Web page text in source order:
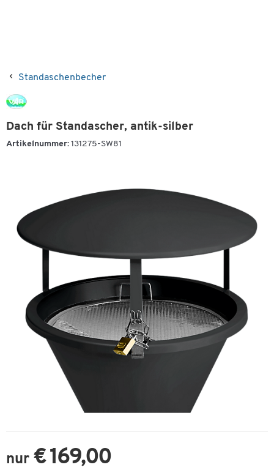
Standaschenbecher
Dach für Standascher, antik-silber
Artikelnummer: 131275-SW81
nur € 169,00